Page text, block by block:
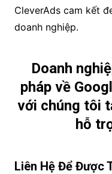
CleverAds cam kết
doanh nghiệp.
Doanh
pháp về
với chúng tôi
hỗ
Liên Hệ Để Được